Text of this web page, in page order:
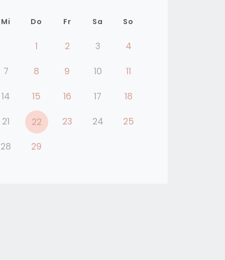
Mi Do Fr Sa So
1 2 3 4
7 8 9 10 11
14 15 16 17 18
21 22 23 24 25
28 29